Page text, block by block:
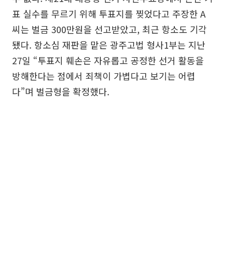
표 실수를 무르기 위해 투표지를 찢었다고 주장한 A
씨는 벌금 300만원을 선고받았고, 최근 항소도 기각
됐다. 항소심 재판을 맡은 광주고법 형사1부는 지난
27일 “투표지 훼손은 자유롭고 공정한 선거 활동을
방해한다는 점에서 죄책이 가볍다고 보기는 어렵
다”며 벌금형을 확정했다.